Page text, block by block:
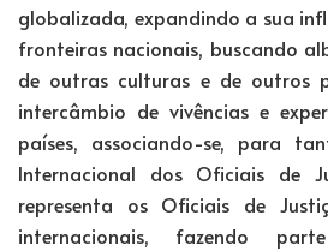
globalizada, expandindo a sua
fronteiras nacionais, buscando
de outras culturas e de outros
intercâmbio de vivências e
países, associando-se, para
Internacional dos Oficiais de
representa os Oficiais de
internacionais, fazendo